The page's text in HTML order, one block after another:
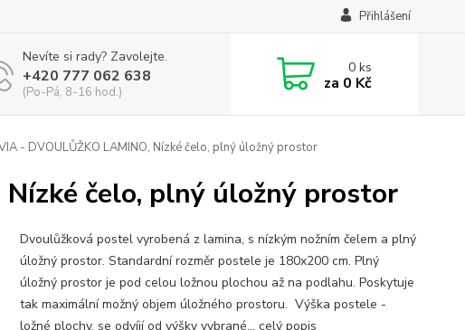
Přihlášení
Nevíte si rady? Zavolejte.
+420 777 062 638
(Po-Pá, 8-16 hod.)
0ks
za 0 Kč
- DVOULŮŽKO LAMINO, Nízké čelo, plný úložný prostor
Nízké čelo, plný úložný prostor
Dvoulůžková postel vyrobená z lamina, s nízkým nožním čelem a plný
úložný prostor. Standardní rozměr postele je 180x200 cm. Plný
úložný prostor je pod celou ložnou plochou až na podlahu. Poskytuje
tak maximální možný objem úložného prostoru. Výška postele -
ložné plochy, se odvíjí od výšky vybrané... celý popis